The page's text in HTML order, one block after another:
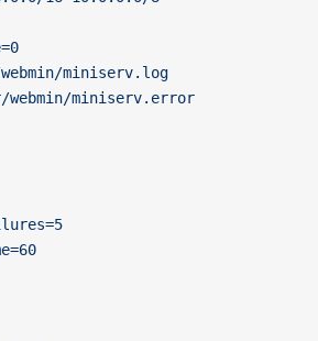
miniserv.log
miniserv.error